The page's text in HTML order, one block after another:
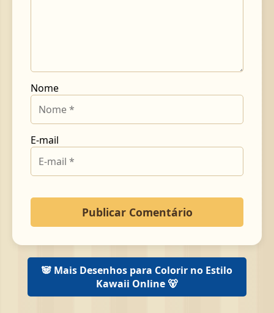
Nome
E-mail
🐼 Mais Desenhos para Colorir no Estilo
Kawaii Online 🐻